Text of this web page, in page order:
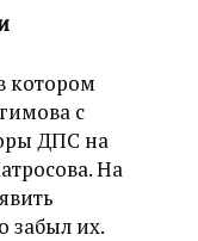
котором
с
ДПС на
На
забыл их.